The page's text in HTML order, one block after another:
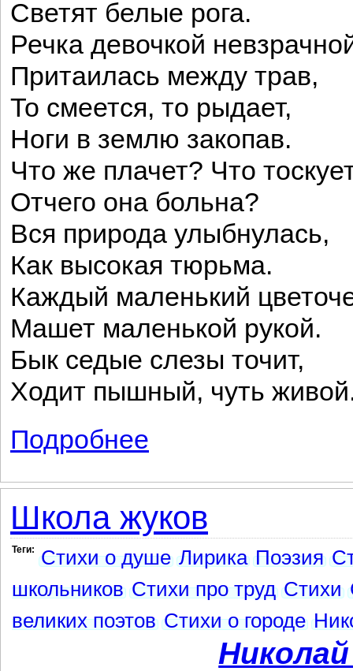
Светят белые рога.
Речка девочкой
Притаилась между трав,
То смеется, то рыдает,
Ноги в землю закопав.
Что же плачет? Что
Отчего она больна?
Вся природа улыбнулась,
Как высокая тюрьма.
Каждый маленький
Машет маленькой рукой.
Бык седые слезы точит,
Ходит пышный, чуть
Подробнее
Школа жуков
Теги: Стихи о душе Лирика Поэзия
школьников Стихи про труд Стихи
великих поэтов Стихи о городе